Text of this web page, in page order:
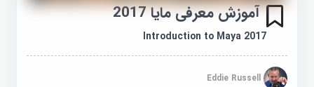
آموزش معرفی مایا 2017
Introduction to Maya 2017
Eddie Russell